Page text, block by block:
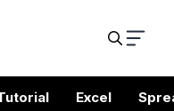
Excel